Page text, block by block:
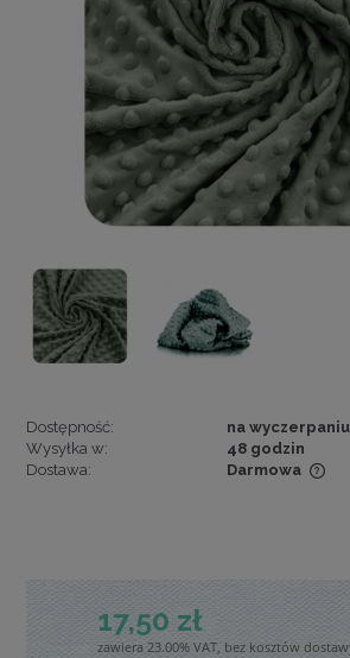
Dostępność:
na wyczerpaniu
Wysyłka w:
48 godzin
Dostawa:
Darmowa
Cena nie zawiera ewentualnych
17,50 zł
zawiera 23.00% VAT, bez kosztów